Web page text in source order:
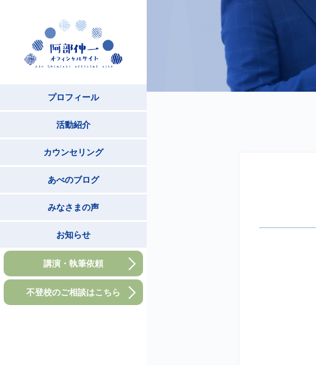
プロフィール
活動紹介
カウンセリング
あべのブログ
みなさまの声
お知らせ
講演・執筆依頼
不登校のご相談はこちら